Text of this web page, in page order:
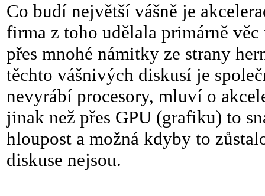
Co budí největší vášně je
firma z toho udělala primárně
přes mnohé námitky ze strany
těchto vášnivých diskusí je
nevyrábí procesory, mluví o
jinak než přes GPU (grafiku) to
hloupost a možná kdyby to
diskuse nejsou.